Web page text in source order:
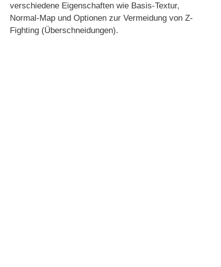
verschiedene Eigenschaften wie Basis-Textur,
Normal-Map und Optionen zur Vermeidung von Z-
Fighting (Überschneidungen).